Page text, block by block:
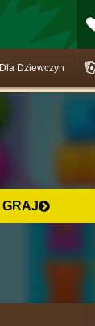
Dla Dziewczyn
GRAJ